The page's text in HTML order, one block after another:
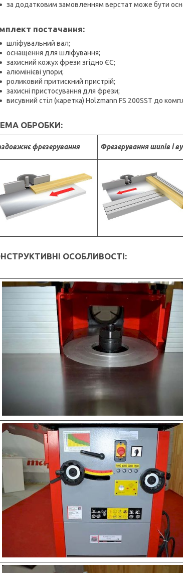
за додатковим замовленням верстат може бути
постачання:
шліфувальний вал;
оснащення для шліфування;
захисний кожух фрези згідно ЄС;
алюмінієві упори;
роликовий притискний пристрій;
захисні пристосування для фрези;
висувний стіл (каретка) Holzmann FS 200SST до
ОБРОБКИ:
фрезерування Фрезерування шипів і
ОСОБЛИВОСТІ: